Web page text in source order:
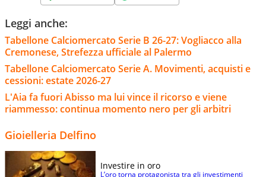
Leggi anche:
Tabellone Calciomercato Serie B 26-27: Vogliacco alla
Cremonese, Strefezza ufficiale al Palermo
Tabellone Calciomercato Serie A. Movimenti, acquisti e
cessioni: estate 2026-27
L'Aia fa fuori Abisso ma lui vince il ricorso e viene
riammesso: continua momento nero per gli arbitri
Gioielleria Delfino
Investire in oro
L’oro torna protagonista tra gli investimenti